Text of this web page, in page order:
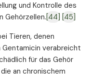
und Kontrolle des
Gehörzellen. [44]
[45]
Tieren, denen
verabreicht
für das Gehör
an chronischem